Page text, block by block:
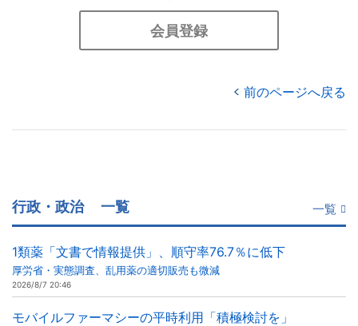
会員登録
前のページへ戻る
行政・政治 一覧 一覧
1類薬「文書で情報提供」、順守率76.7％に低下
厚労省・実態調査、乱用薬の適切販売も微減
2026/8/7 20:46
モバイルファーマシーの平時利用「積極検討を」